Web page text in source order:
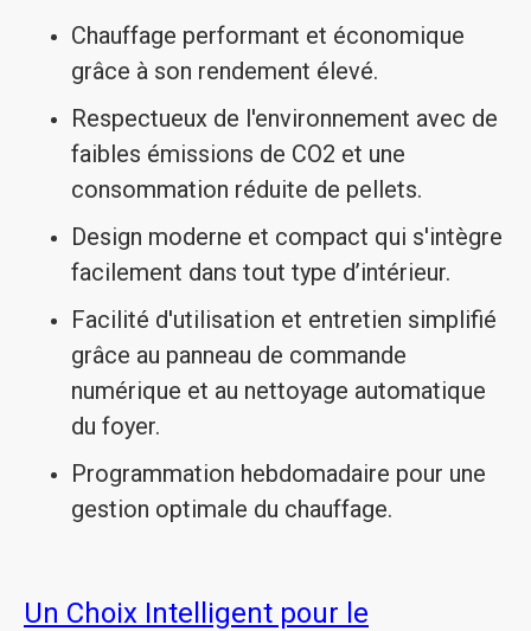
Chauffage performant et économique
grâce à son rendement élevé.
Respectueux de l'environnement avec de
faibles émissions de CO2 et une
consommation réduite de pellets.
Design moderne et compact qui s'intègre
facilement dans tout type d’intérieur.
Facilité d'utilisation et entretien simplifié
grâce au panneau de commande
numérique et au nettoyage automatique
du foyer.
Programmation hebdomadaire pour une
gestion optimale du chauffage.
Un Choix Intelligent pour le